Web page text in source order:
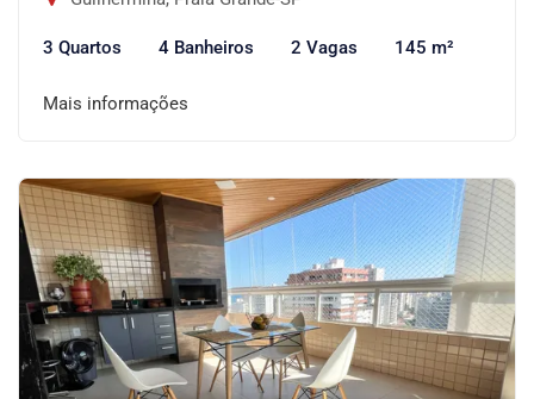
3 Quartos 4 Banheiros 2 Vagas 145 m²
Mais informações